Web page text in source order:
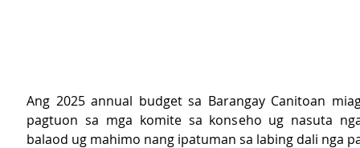
Ang 2025 annual budget sa Barangay Canitoan
pagtuon sa mga komite sa konseho ug nasuta
balaod ug mahimo nang ipatuman sa labing dali nga